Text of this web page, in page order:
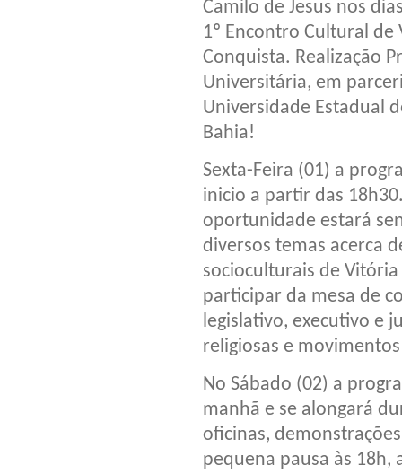
Camilo de Jesus nos
1º Encontro Cultural de
Conquista. Realização
Universitária, em
Universidade Estadual
Bahia!
Sexta-Feira (01) a
inicio a partir das
oportunidade estará
diversos temas acerca
socioculturais de
participar da mesa de
legislativo, executivo e
religiosas e
No Sábado (02) a
manhã e se alongará
oficinas,
pequena pausa às 18h,